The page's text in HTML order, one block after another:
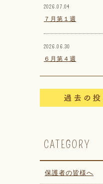
2026.07.04
７月第１週
2026.06.30
６月第４週
CATEGORY
保護者の皆様へ